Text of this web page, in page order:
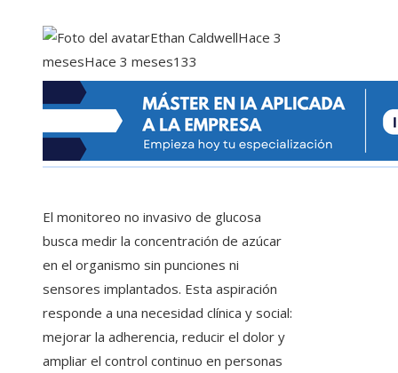
Ethan CaldwellHace 3
mesesHace 3 meses133
El monitoreo no invasivo de glucosa
busca medir la concentración de azúcar
en el organismo sin punciones ni
sensores implantados. Esta aspiración
responde a una necesidad clínica y social:
mejorar la adherencia, reducir el dolor y
ampliar el control continuo en personas